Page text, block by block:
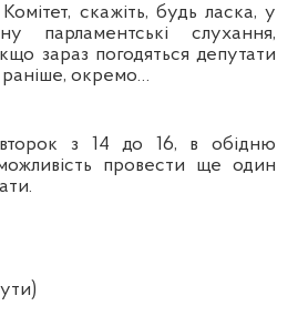
скажіть, будь ласка, у
слухання,
зараз погодяться депутати
раніше, окремо…
з 14 до 16, в обідню
провести ще один